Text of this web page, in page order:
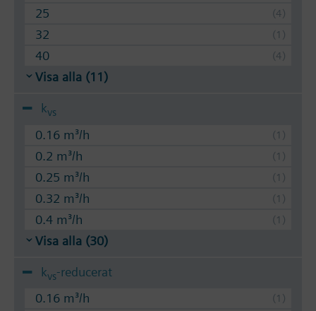
25
32
40
Visa alla (11)
kvs
0.16 m³/h
0.2 m³/h
0.25 m³/h
0.32 m³/h
0.4 m³/h
Visa alla (30)
kvs-reducerat
0.16 m³/h